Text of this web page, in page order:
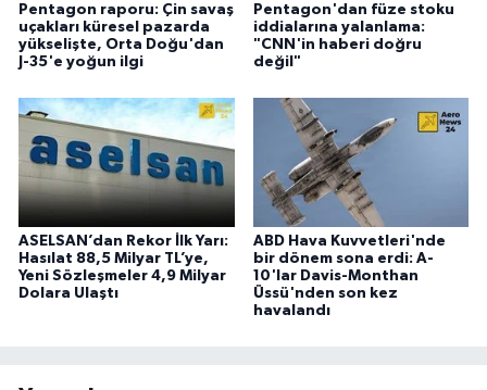
Pentagon raporu: Çin savaş
uçakları küresel pazarda
yükselişte, Orta Doğu'dan
J-35'e yoğun ilgi
Pentagon'dan füze stoku
iddialarına yalanlama:
"CNN'in haberi doğru
değil"
ASELSAN’dan Rekor İlk Yarı:
Hasılat 88,5 Milyar TL’ye,
Yeni Sözleşmeler 4,9 Milyar
Dolara Ulaştı
ABD Hava Kuvvetleri'nde
bir dönem sona erdi: A-
10'lar Davis-Monthan
Üssü'nden son kez
havalandı